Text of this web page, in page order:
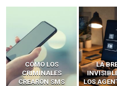
LA BRECHA
INVISIBLE: CÓMO
LOS AGENTES DE IA